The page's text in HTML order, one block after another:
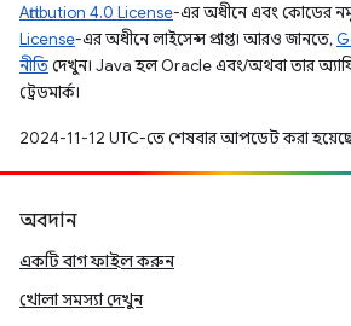
Attribution 4.0 License-এর অধীনে এবং কোডের
License-এর অধীনে লাইসেন্স প্রাপ্ত। আরও জানতে,
নীতিদেখুন। Java হল Oracle এবং/অথবা তার
ট্রেডমার্ক।
2024-11-12 UTC-তে শেষবার আপডেট করা
অবদান
একটি বাগ ফাইল করুন
খোলা সমস্যা দেখুন